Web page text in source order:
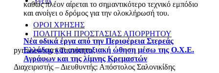
καθώς πλέον αίρεται το σημαντικότερο τεχνικό εμπόδιο
και ανοίγει ο δρόμος για την ολοκλήρωσή του.
Νέα οδικά έργα από την Περιφέρεια Στερεάς
Ελλάδας και αναπτυξιακή ώθηση μέσω της Ο.Χ.Ε.
Αγράφων και της λίμνης Κρεμαστών
ΟΡΟΙ ΧΡΗΣΗΣ
ΠΟΛΙΤΙΚΗ ΠΡΟΣΤΑΣΙΑΣ ΑΠΟΡΡΗΤΟΥ
pyrranews.gr | Ταυτότητα
Διαχειριστής – Διευθυντής: Απόστολος Σαλονικίδης